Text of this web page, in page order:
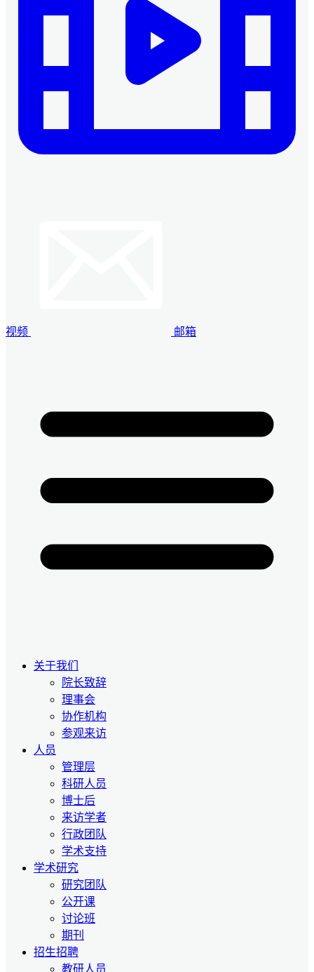
视频 邮箱
关于我们
院长致辞
理事会
协作机构
参观来访
人员
管理层
科研人员
博士后
来访学者
行政团队
学术支持
学术研究
研究团队
公开课
讨论班
期刊
招生招聘
教研人员